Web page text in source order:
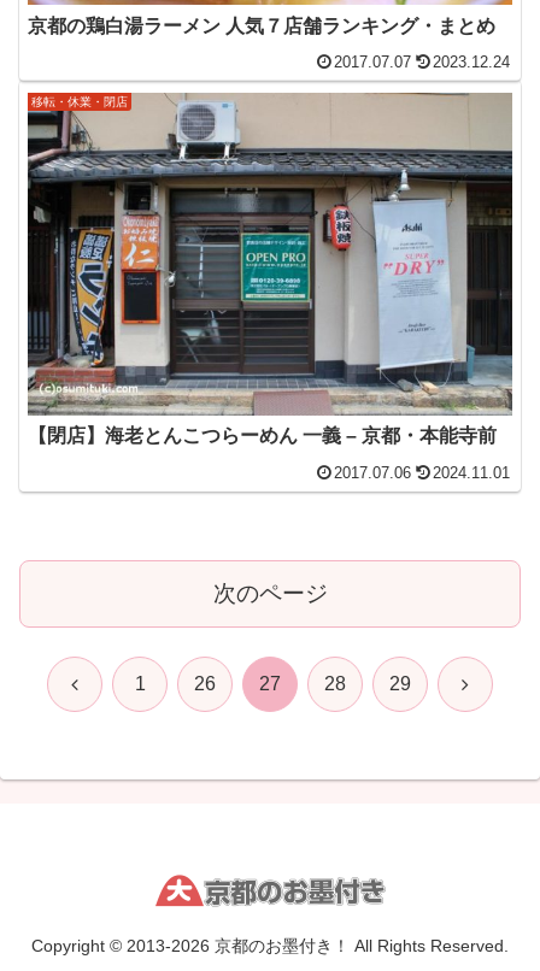
京都の鶏白湯ラーメン 人気７店舗ランキング・まとめ
2017.07.07 2023.12.24
移転・休業・閉店
【閉店】海老とんこつらーめん 一義 – 京都・本能寺前
2017.07.06 2024.11.01
次のページ
前 1 26 27 28 29 次
Copyright © 2013-2026 京都のお墨付き！ All Rights Reserved.